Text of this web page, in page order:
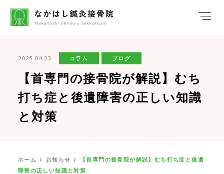
2025.04.23 コラム ブログ
【首専門の接骨院が解説】むち
打ち症と後遺障害の正しい知識
と対策
ホーム / お知らせ /
【首専門の接骨院が解説】むち打ち症と後遺
障害の正しい知識と対策